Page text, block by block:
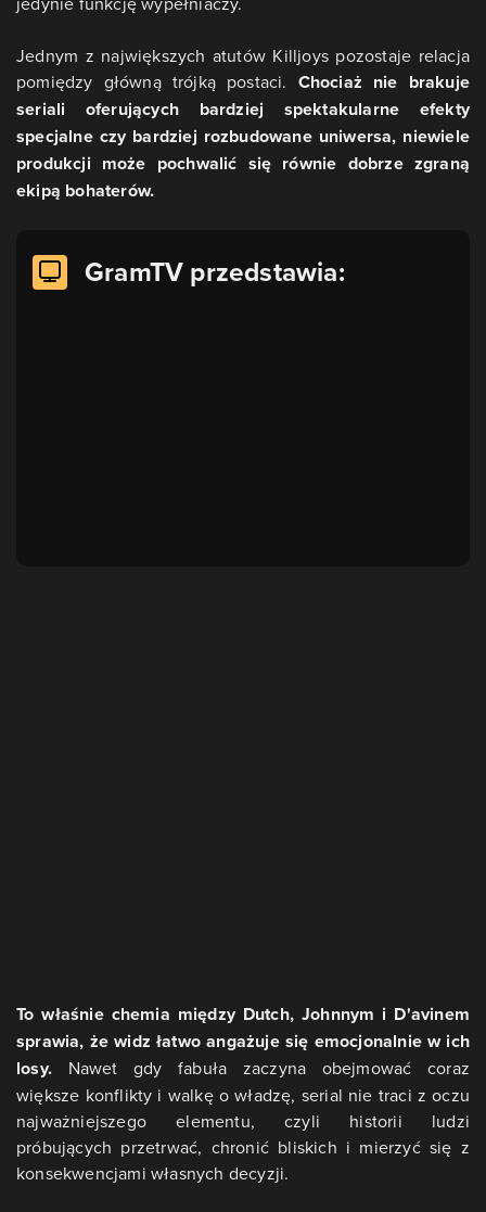
Jednym z największych atutów Killjoys pozostaje relacja
pomiędzy główną trójką postaci. Chociaż nie brakuje
seriali oferujących bardziej spektakularne efekty
specjalne czy bardziej rozbudowane uniwersa, niewiele
produkcji może pochwalić się równie dobrze zgraną
ekipą bohaterów.
GramTV przedstawia:
To właśnie chemia między Dutch, Johnnym i D'avinem
sprawia, że widz łatwo angażuje się emocjonalnie w ich
losy. Nawet gdy fabuła zaczyna obejmować coraz
większe konflikty i walkę o władzę, serial nie traci z oczu
najważniejszego elementu, czyli historii ludzi
próbujących przetrwać, chronić bliskich i mierzyć się z
konsekwencjami własnych decyzji.